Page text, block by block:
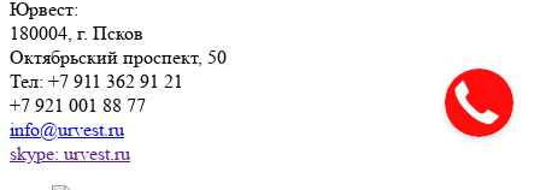
Юрвест:
180004, г. Псков
Октябрьский проспект, 50
Тел: +7 911 362 91 21
+7 921 001 88 77
info@urvest.ru
skype: urvest.ru